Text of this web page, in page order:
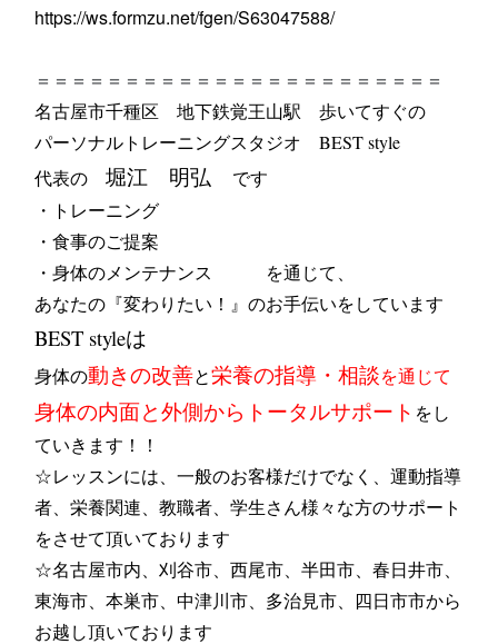
https://ws.formzu.net/fgen/S63047588/
＝＝＝＝＝＝＝＝＝＝＝＝＝＝＝＝＝＝＝＝＝＝＝
名古屋市千種区 地下鉄覚王山駅 歩いてすぐの
パーソナルトレーニングスタジオ BEST style
代表の 堀江 明弘
です
・トレーニング
・食事のご提案
・身体のメンテナンス
を通じて、
あなたの『変わりたい！』のお手伝いをしています
BEST styleは
身体の動きの改善と栄養の指導・相談を通じて
身体の内面と外側からトータルサポート をし
ていきます！！
☆レッスンには、一般のお客様だけでなく、運動指導
者、栄養関連、教職者、学生さん様々な方のサポート
をさせて頂いております
☆名古屋市内、刈谷市、西尾市、半田市、春日井市、
東海市、本巣市、中津川市、多治見市、四日市市から
お越し頂いております